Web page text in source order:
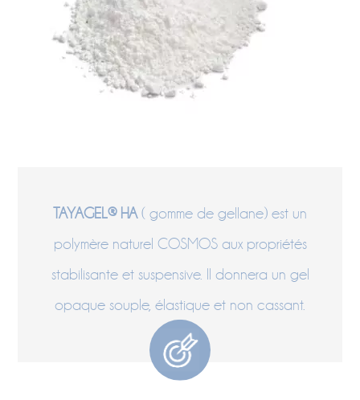
TAYAGEL® HA( gomme de gellane) est un
polymère naturel COSMOS aux propriétés
stabilisante et suspensive. Il donnera un gel
opaque souple, élastique et non cassant.